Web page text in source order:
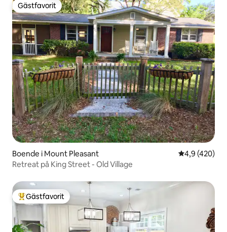
Gästfavorit
Gästfavorit
Boende i Mount Pleasant 4,9 av 5 i
4,9 (420)
Retreat på King Street - Old Village
Populär gästfavorit
Gästfavorit